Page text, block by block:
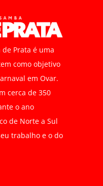
de Prata é uma
como objetivo
em Ovar.
cerca de 350
o ano
de Norte a Sul
trabalho e o do